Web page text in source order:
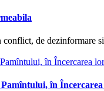
de dezinformare
în